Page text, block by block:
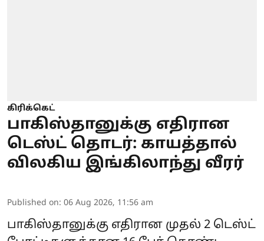
கிரிக்கெட்
பாகிஸ்தானுக்கு எதிரான
டெஸ்ட் தொடர்: காயத்தால்
விலகிய இங்கிலாந்து வீரர்
Published on: 06 Aug 2026, 11:56 am
பாகிஸ்தானுக்கு எதிரான முதல் 2 டெஸ்ட்